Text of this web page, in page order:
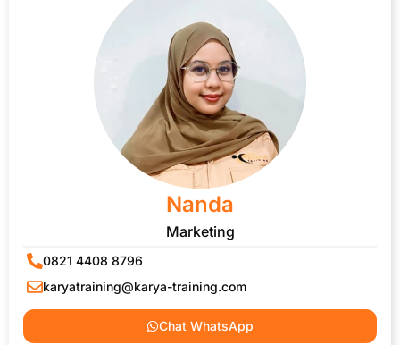
Nanda
Marketing
0821 4408 8796
karyatraining@karya-training.com
Chat WhatsApp